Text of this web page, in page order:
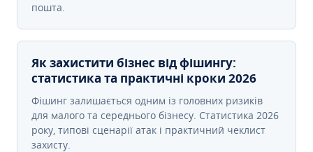
пошта.
Як захистити бізнес від фішингу:
статистика та практичні кроки 2026
Фішинг залишається одним із головних ризиків
для малого та середнього бізнесу. Статистика 2026
року, типові сценарії атак і практичний чеклист
захисту.